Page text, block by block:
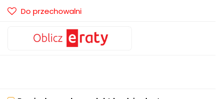
Do przechowalni